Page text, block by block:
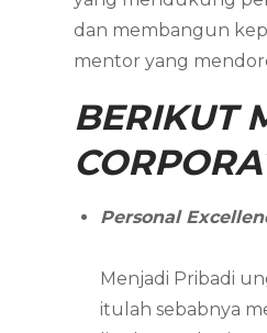
dan membangun
mentor yang
BERIKUT
Personal
Menjadi Pribadi
itulah sebabnya